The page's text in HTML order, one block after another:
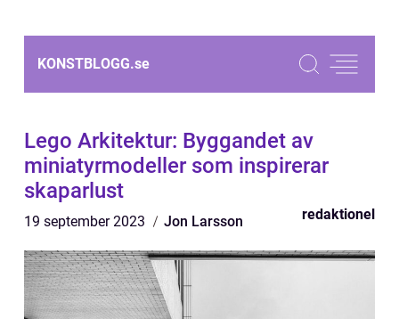
KONSTBLOGG.se
Lego Arkitektur: Byggandet av
miniatyrmodeller som inspirerar
skaparlust
19 september 2023 Jon Larsson redaktionel